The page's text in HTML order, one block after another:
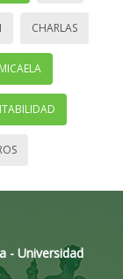
CHARLAS
- Universidad